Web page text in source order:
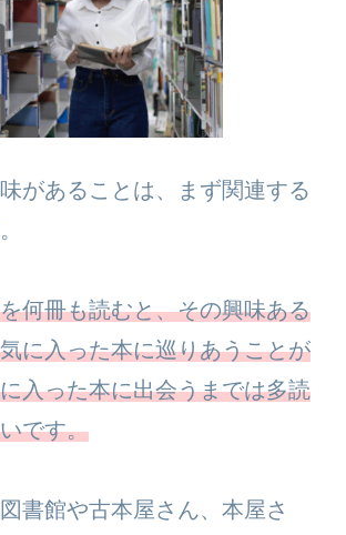
があることは、まず関連する
何冊も読むと、その興味ある
に入った本に巡りあうことが
入った本に出会うまでは多読
です。
書館や古本屋さん、本屋さ